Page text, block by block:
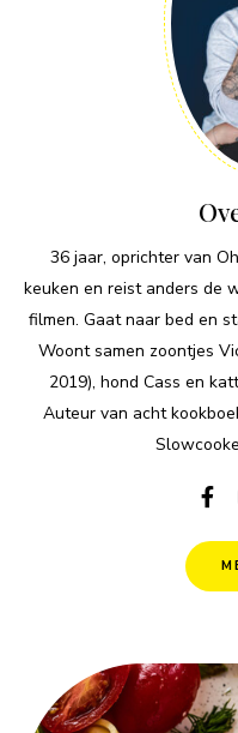
36 jaar, oprichter van
keuken en reist anders de
filmen. Gaat naar bed en
Woont samen zoontjes
2019), hond Cass en
Auteur van acht